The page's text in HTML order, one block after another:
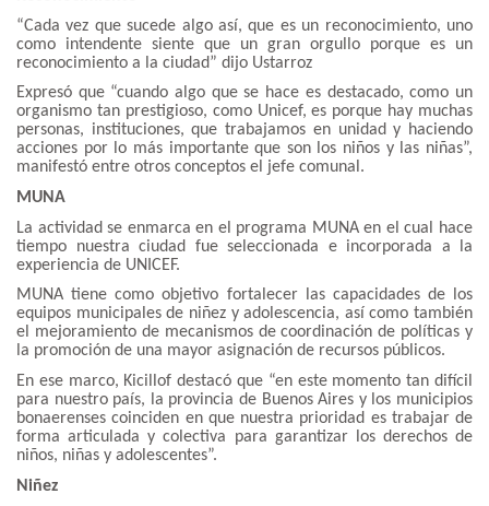
“Cada vez que sucede algo así, que es un reconocimiento, uno
como intendente siente que un gran orgullo porque es un
reconocimiento a la ciudad” dijo Ustarroz
Expresó que “cuando algo que se hace es destacado, como un
organismo tan prestigioso, como Unicef, es porque hay muchas
personas, instituciones, que trabajamos en unidad y haciendo
acciones por lo más importante que son los niños y las niñas”,
manifestó entre otros conceptos el jefe comunal.
MUNA
La actividad se enmarca en el programa MUNA en el cual hace
tiempo nuestra ciudad fue seleccionada e incorporada a la
experiencia de UNICEF.
MUNA tiene como objetivo fortalecer las capacidades de los
equipos municipales de niñez y adolescencia, así como también
el mejoramiento de mecanismos de coordinación de políticas y
la promoción de una mayor asignación de recursos públicos.
En ese marco, Kicillof destacó que “en este momento tan difícil
para nuestro país, la provincia de Buenos Aires y los municipios
bonaerenses coinciden en que nuestra prioridad es trabajar de
forma articulada y colectiva para garantizar los derechos de
niños, niñas y adolescentes”.
Niñez